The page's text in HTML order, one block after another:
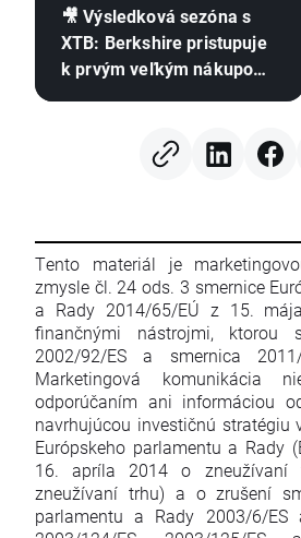
🎥 Výsledková sezóna s
XTB: Berkshire pristupuje
k prvým veľkým nákupom
Tento materiál je
zmysle čl. 24 ods. 3 smernice
a Rady 2014/65/EÚ z 15.
finančnými nástrojmi, ktorou
2002/92/ES a smernica
Marketingová komunikácia
odporúčaním ani informáciou
navrhujúcou investičnú stratégiu
Európskeho parlamentu a Rady
16. apríla 2014 o zneužívaní
zneužívaní trhu) a o zrušení
parlamentu a Rady 2003/6/ES